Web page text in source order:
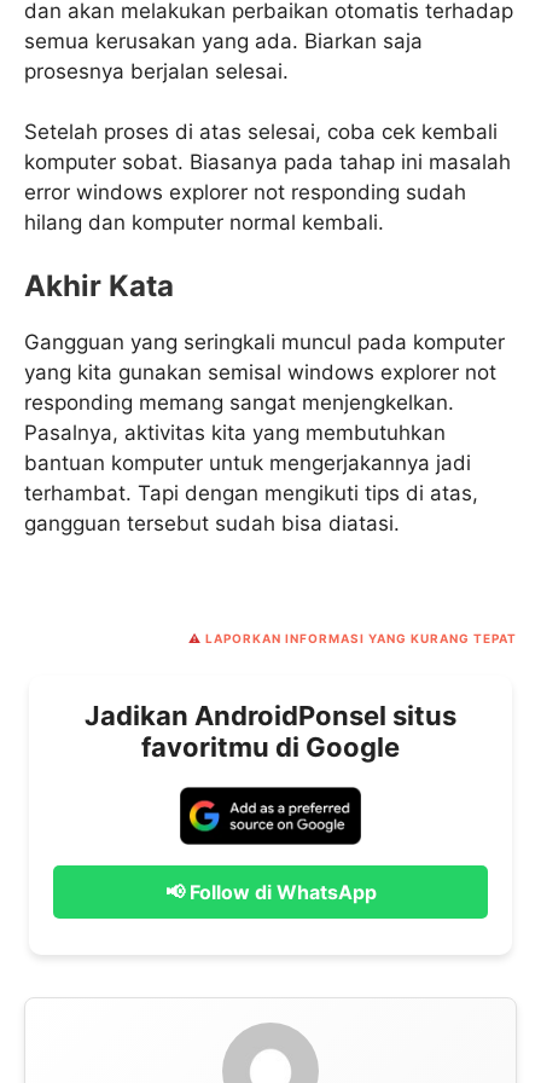
dan akan melakukan perbaikan otomatis terhadap
semua kerusakan yang ada. Biarkan saja
prosesnya berjalan selesai.
Setelah proses di atas selesai, coba cek kembali
komputer sobat. Biasanya pada tahap ini masalah
error windows explorer not responding sudah
hilang dan komputer normal kembali.
Akhir Kata
Gangguan yang seringkali muncul pada komputer
yang kita gunakan semisal windows explorer not
responding memang sangat menjengkelkan.
Pasalnya, aktivitas kita yang membutuhkan
bantuan komputer untuk mengerjakannya jadi
terhambat. Tapi dengan mengikuti tips di atas,
gangguan tersebut sudah bisa diatasi.
⚠️ LAPORKAN INFORMASI YANG KURANG TEPAT
Jadikan AndroidPonsel situs
favoritmu di Google
📢 Follow di WhatsApp